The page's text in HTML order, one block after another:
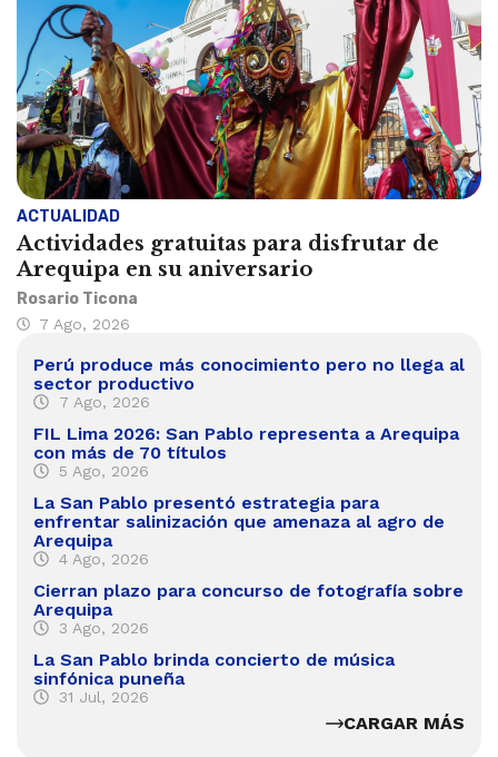
ACTUALIDAD
Actividades gratuitas para disfrutar de
Arequipa en su aniversario
Rosario Ticona
7 Ago, 2026
Perú produce más conocimiento pero no llega al
sector productivo
7 Ago, 2026
FIL Lima 2026: San Pablo representa a Arequipa
con más de 70 títulos
5 Ago, 2026
La San Pablo presentó estrategia para
enfrentar salinización que amenaza al agro de
Arequipa
4 Ago, 2026
Cierran plazo para concurso de fotografía sobre
Arequipa
3 Ago, 2026
La San Pablo brinda concierto de música
sinfónica puneña
31 Jul, 2026
CARGAR MÁS